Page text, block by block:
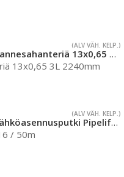
(ALV VÄH. KELP.)
Muu merkki Vannesahanteriä 13x0,65 3L 2240mm
13x0,65 3L 2240mm
(ALV VÄH. KELP.)
Muu merkki Sähköasennusputki Pipelife 16mm
/ 50m